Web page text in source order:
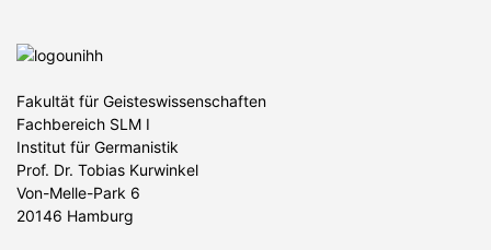
Fakultät für Geisteswissenschaften
Fachbereich SLM I
Institut für Germanistik
Prof. Dr. Tobias Kurwinkel
Von-Melle-Park 6
20146 Hamburg